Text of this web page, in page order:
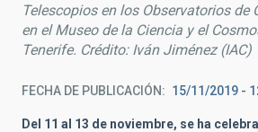
Telescopios en los Observatorios de
en el Museo de la Ciencia y el
Tenerife. Crédito: Iván Jiménez (IAC)
FECHA DE PUBLICACIÓN 15/11/2019 -
Del 11 al 13 de noviembre, se ha